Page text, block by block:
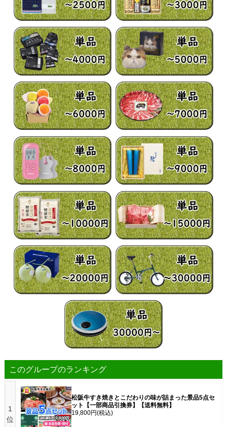
このグループのランキング
1
位
松阪牛すき焼きとこだわりの味が詰まった景品5点セ
ット【一部商品引換券】【送料無料】
19,800円(税込)